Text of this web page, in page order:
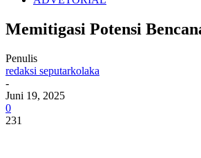
Memitigasi Potensi
Penulis
redaksi seputarkolaka
-
Juni 19, 2025
0
231